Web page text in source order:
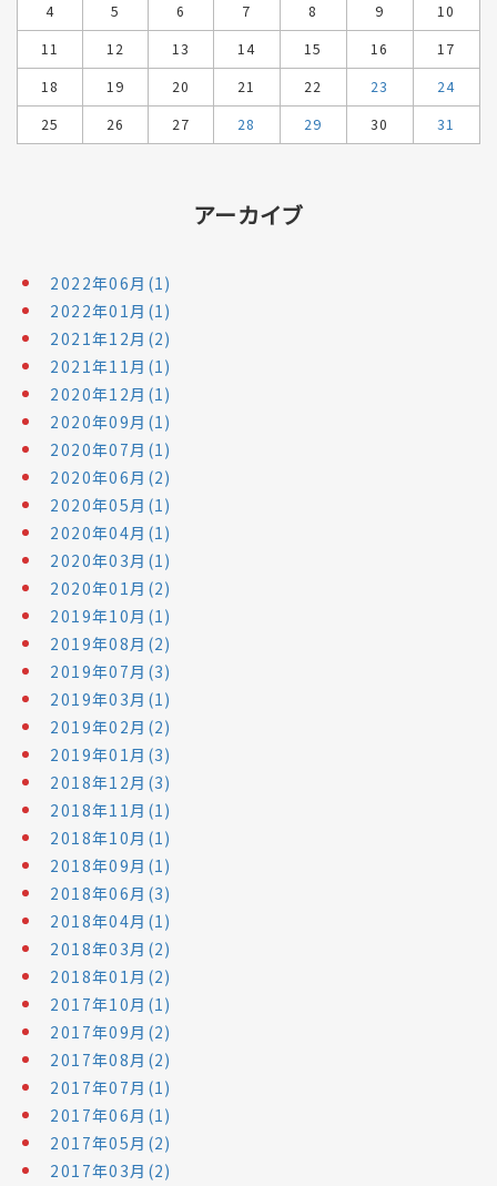
4
5 6 7 8 9
10
11
12 13 14 15 16
17
18
19 20 21 22 23
24
25
26 27 28 29 30 31
アーカイブ
2022年06月(1)
2022年01月(1)
2021年12月(2)
2021年11月(1)
2020年12月(1)
2020年09月(1)
2020年07月(1)
2020年06月(2)
2020年05月(1)
2020年04月(1)
2020年03月(1)
2020年01月(2)
2019年10月(1)
2019年08月(2)
2019年07月(3)
2019年03月(1)
2019年02月(2)
2019年01月(3)
2018年12月(3)
2018年11月(1)
2018年10月(1)
2018年09月(1)
2018年06月(3)
2018年04月(1)
2018年03月(2)
2018年01月(2)
2017年10月(1)
2017年09月(2)
2017年08月(2)
2017年07月(1)
2017年06月(1)
2017年05月(2)
2017年03月(2)